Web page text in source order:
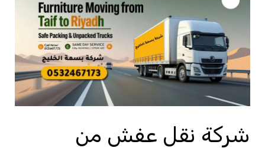
شركة نقل عفش من
نقل
الطائف
الى
الرياض
0532467173